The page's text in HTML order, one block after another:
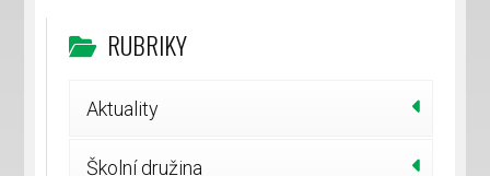
RUBRIKY
Aktuality
Školní družina